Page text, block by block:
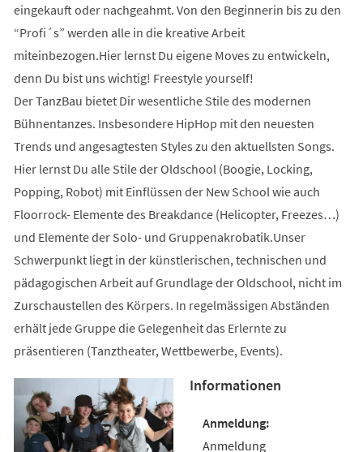
eingekauft oder nachgeahmt. Von den Beginnerin bis zu den
“Profi´s” werden alle in die kreative Arbeit
miteinbezogen.Hier lernst Du eigene Moves zu entwickeln,
denn Du bist uns wichtig! Freestyle yourself!
Der TanzBau bietet Dir wesentliche Stile des modernen
Bühnentanzes. Insbesondere HipHop mit den neuesten
Trends und angesagtesten Styles zu den aktuellsten Songs.
Hier lernst Du alle Stile der Oldschool (Boogie, Locking,
Popping, Robot) mit Einflüssen der New School wie auch
Floorrock- Elemente des Breakdance (Helicopter, Freezes…)
und Elemente der Solo- und Gruppenakrobatik.Unser
Schwerpunkt liegt in der künstlerischen, technischen und
pädagogischen Arbeit auf Grundlage der Oldschool, nicht im
Zurschaustellen des Körpers. In regelmässigen Abständen
erhält jede Gruppe die Gelegenheit das Erlernte zu
präsentieren (Tanztheater, Wettbewerbe, Events).
Informationen
Anmeldung